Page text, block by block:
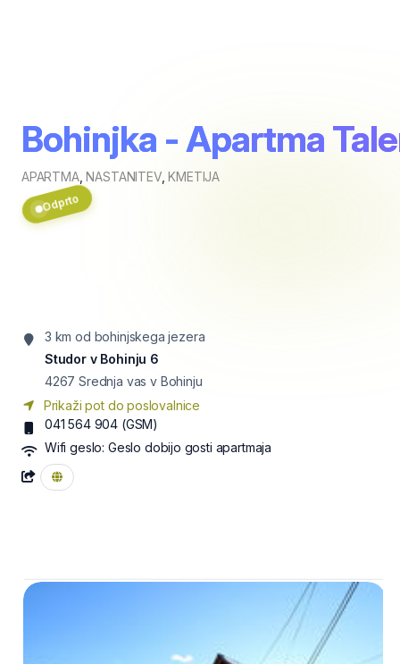
Bohinjka - Apartma
APARTMA,NASTANITEV,KMETIJA
Odprto
3 km od bohinjskega jezera
Studor v Bohinju 6
4267 Srednja vas v Bohinju
Prikaži pot do poslovalnice
041 564 904 (GSM)
Wifi geslo: Geslo dobijo gosti apartmaja